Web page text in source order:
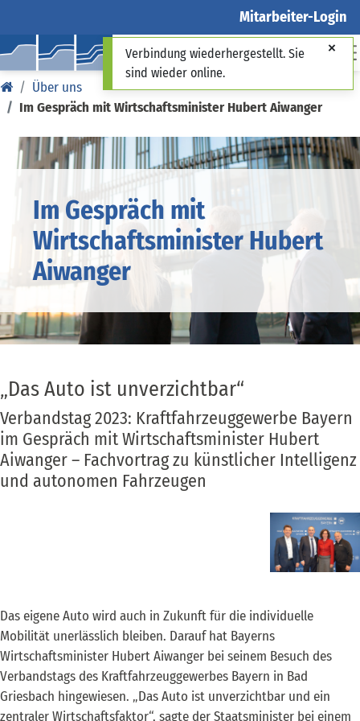
Mitarbeiter-Login
Über uns
Im Gespräch mit Wirtschaftsminister Hubert Aiwanger
Im Gespräch mit
Wirtschaftsminister Hubert
Aiwanger
„Das Auto ist unverzichtbar“
Verbandstag 2023: Kraftfahrzeuggewerbe Bayern
im Gespräch mit Wirtschaftsminister Hubert
Aiwanger – Fachvortrag zu künstlicher Intelligenz
und autonomen Fahrzeugen
Das eigene Auto wird auch in Zukunft für die individuelle
Mobilität unerlässlich bleiben. Darauf hat Bayerns
Wirtschaftsminister Hubert Aiwanger bei seinem Besuch des
Verbandstags des Kraftfahrzeuggewerbes Bayern in Bad
Griesbach hingewiesen. „Das Auto ist unverzichtbar und ein
zentraler Wirtschaftsfaktor“, sagte der Staatsminister bei einem
Verbindung wiederhergestellt. Sie
sind wieder online.